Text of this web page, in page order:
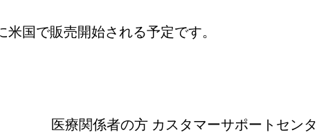
米国で販売開始される予定です。
医療関係者の方 カスタマーサポートセンタ